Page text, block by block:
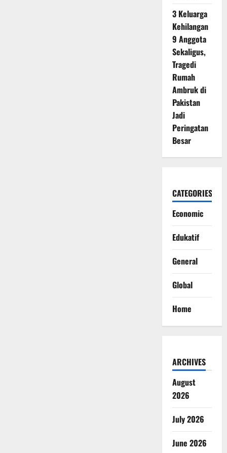
3 Keluarga
Kehilangan
9 Anggota
Sekaligus,
Tragedi
Rumah
Ambruk di
Pakistan
Jadi
Peringatan
Besar
CATEGORIES
Economic
Edukatif
General
Global
Home
ARCHIVES
August
2026
July 2026
June 2026